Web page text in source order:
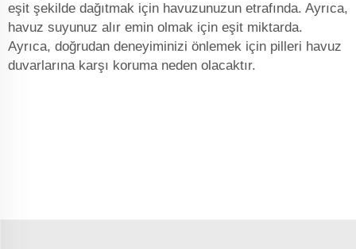
eşit şekilde dağıtmak için havuzunuzun etrafında. Ayrıca,
havuz suyunuz alır emin olmak için eşit miktarda.
Ayrıca, doğrudan deneyiminizi önlemek için pilleri havuz
duvarlarına karşı koruma neden olacaktır.